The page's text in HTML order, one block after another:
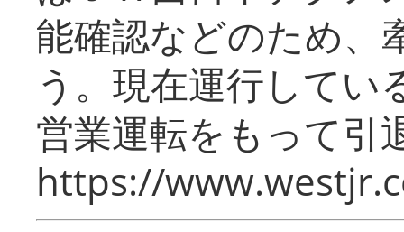
能確認などのため、
う。現在運行してい
営業運転をもって引
https://